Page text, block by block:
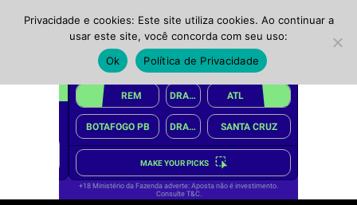
Privacidade e cookies: Este site utiliza cookies. Ao continuar a
usar este site, você concorda com seu uso:
Ok
Política de Privacidade